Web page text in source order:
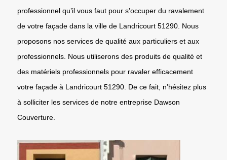
professionnel qu’il vous faut pour s’occuper du ravalement
de votre façade dans la ville de Landricourt 51290. Nous
proposons nos services de qualité aux particuliers et aux
professionnels. Nous utiliserons des produits de qualité et
des matériels professionnels pour ravaler efficacement
votre façade à Landricourt 51290. De ce fait, n’hésitez plus
à solliciter les services de notre entreprise Dawson
Couverture.